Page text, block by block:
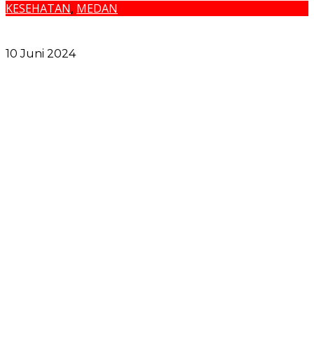
KESEHATAN, MEDAN
10 Juni 2024